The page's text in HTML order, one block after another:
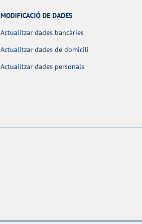
MODIFICACIÓ DE DADES
Actualitzar dades bancàries
Actualitzar dades de domicili
Actualitzar dades personals